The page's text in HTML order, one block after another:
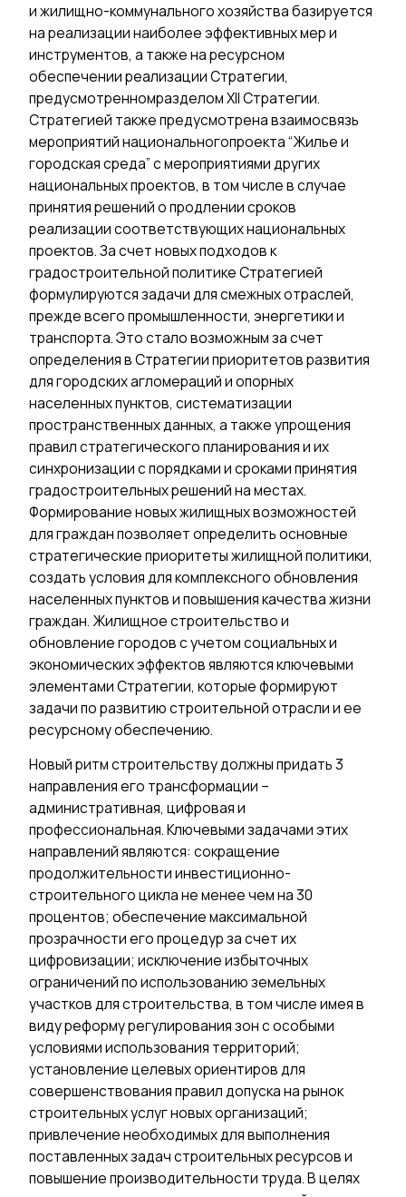
и жилищно-коммунального хозяйства базируется
на реализации наиболее эффективных мер и
инструментов, а также на ресурсном
обеспечении реализации Стратегии,
предусмотренномразделом XII Стратегии.
Стратегией также предусмотрена взаимосвязь
мероприятий национальногопроекта “Жилье и
городская среда” с мероприятиями других
национальных проектов, в том числе в случае
принятия решений о продлении сроков
реализации соответствующих национальных
проектов. За счет новых подходов к
градостроительной политике Стратегией
формулируются задачи для смежных отраслей,
прежде всего промышленности, энергетики и
транспорта. Это стало возможным за счет
определения в Стратегии приоритетов развития
для городских агломераций и опорных
населенных пунктов, систематизации
пространственных данных, а также упрощения
правил стратегического планирования и их
синхронизации с порядками и сроками принятия
градостроительных решений на местах.
Формирование новых жилищных возможностей
для граждан позволяет определить основные
стратегические приоритеты жилищной политики,
создать условия для комплексного обновления
населенных пунктов и повышения качества жизни
граждан. Жилищное строительство и
обновление городов с учетом социальных и
экономических эффектов являются ключевыми
элементами Стратегии, которые формируют
задачи по развитию строительной отрасли и ее
ресурсному обеспечению.
Новый ритм строительству должны придать 3
направления его трансформации –
административная, цифровая и
профессиональная. Ключевыми задачами этих
направлений являются: сокращение
продолжительности инвестиционно-
строительного цикла не менее чем на 30
процентов; обеспечение максимальной
прозрачности его процедур за счет их
цифровизации; исключение избыточных
ограничений по использованию земельных
участков для строительства, в том числе имея в
виду реформу регулирования зон с особыми
условиями использования территорий;
установление целевых ориентиров для
совершенствования правил допуска на рынок
строительных услуг новых организаций;
привлечение необходимых для выполнения
поставленных задач строительных ресурсов и
повышение производительности труда. В целях